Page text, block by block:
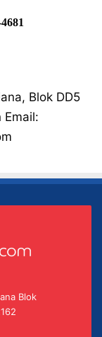
Blok DD5
Email:
Blok